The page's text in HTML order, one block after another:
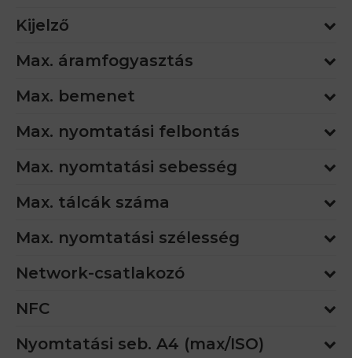
Kijelző
Max. áramfogyasztás
Max. bemenet
Max. nyomtatási felbontás
Max. nyomtatási sebesség
Max. tálcák száma
Max. nyomtatási szélesség
Network-csatlakozó
NFC
Nyomtatási seb. A4 (max/ISO)